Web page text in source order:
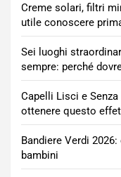
Creme solari, filtri
utile conoscere
Sei luoghi
sempre: perché
Capelli Lisci e
ottenere questo
Bandiere Verdi
bambini